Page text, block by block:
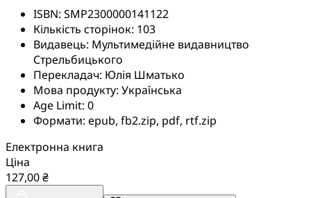
ISBN: SMP2300000141122
Кількість сторінок: 103
Видавець: Мультимедійне видавництво
Стрельбицького
Перекладач: Юлія Шматько
Мова продукту: Українська
Age Limit: 0
Формати: epub, fb2.zip, pdf, rtf.zip
Електронна книга
Ціна
127,00 ₴